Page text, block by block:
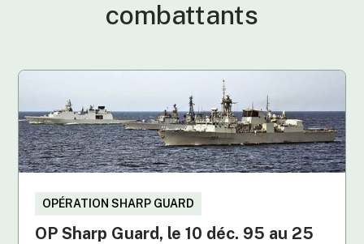
combattants
OPÉRATION SHARP GUARD
OP Sharp Guard, le 10 déc. 95 au 25